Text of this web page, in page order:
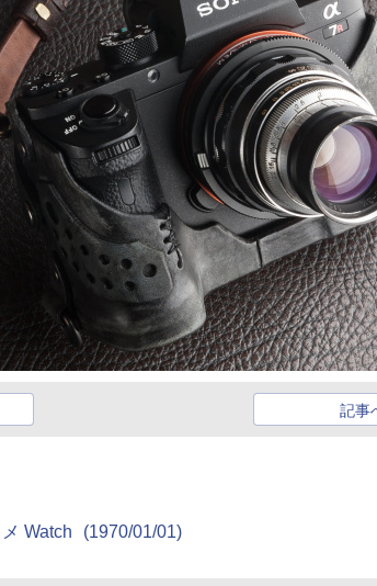
記事
Watch
(1970/01/01)